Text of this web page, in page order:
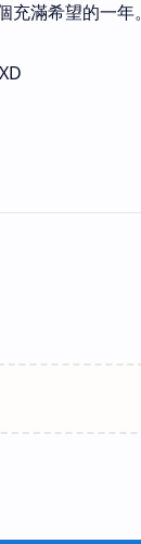
滿希望的一年。